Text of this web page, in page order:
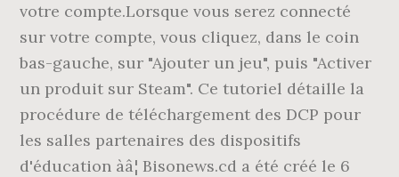
votre compte.Lorsque vous serez connecté
sur votre compte, vous cliquez, dans le coin
bas-gauche, sur "Ajouter un jeu", puis "Activer
un produit sur Steam". Ce tutoriel détaille la
procédure de téléchargement des DCP pour
les salles partenaires des dispositifs
d'éducation àâ¦ Bisonews.cd a été créé le 6